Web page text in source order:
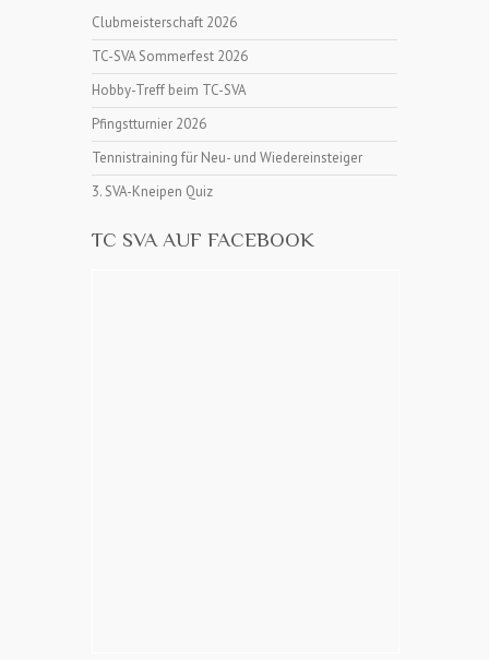
Clubmeisterschaft 2026
TC-SVA Sommerfest 2026
Hobby-Treff beim TC-SVA
Pfingstturnier 2026
Tennistraining für Neu- und Wiedereinsteiger
3. SVA-Kneipen Quiz
TC SVA AUF FACEBOOK